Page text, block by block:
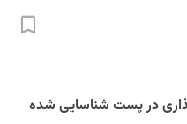
در پست شناسایی شده